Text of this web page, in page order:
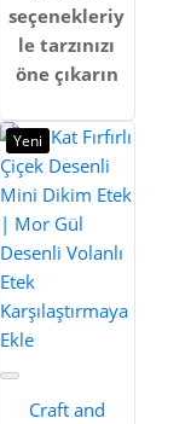
seçenekleriy
le tarzınızı
öne çıkarın
Yeni
Karşılaştırmaya
Ekle
Craft and